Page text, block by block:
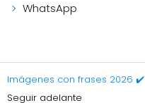
WhatsApp
Imágenes con frases 2026 ✔️
Seguir adelante